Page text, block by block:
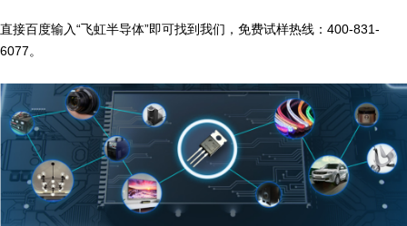
直接百度输入“飞虹半导体”即可找到我们，免费试样热线：400-831-
6077。